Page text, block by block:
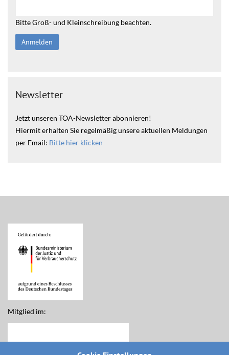
Bitte Groß- und Kleinschreibung beachten.
Newsletter
Jetzt unseren TOA-Newsletter abonnieren!
Hiermit erhalten Sie regelmäßig unsere aktuellen Meldungen
per Email: Bitte hier klicken
Mitglied im: